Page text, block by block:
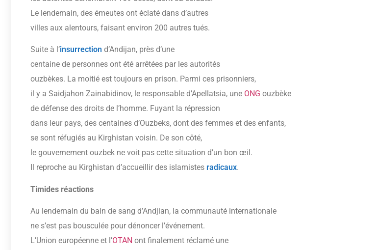
Le lendemain, des émeutes ont éclaté dans d’autres
villes aux alentours, faisant environ 200 autres tués.
Suite à l’insurrection d’Andijan, près d’une
centaine de personnes ont été arrêtées par les autorités
ouzbèkes. La moitié est toujours en prison. Parmi ces prisonniers,
il y a Saidjahon Zainabidinov, le responsable d’Apellatsia, une ONG ouzbèke
de défense des droits de l’homme. Fuyant la répression
dans leur pays, des centaines d’Ouzbeks, dont des femmes et des enfants,
se sont réfugiés au Kirghistan voisin. De son côté,
le gouvernement ouzbek ne voit pas cette situation d’un bon œil.
Il reproche au Kirghistan d’accueillir des islamistes radicaux.
Timides réactions
Au lendemain du bain de sang d’Andjian, la communauté internationale
ne s’est pas bousculée pour dénoncer l’événement.
L’Union européenne et l’OTAN ont finalement réclamé une